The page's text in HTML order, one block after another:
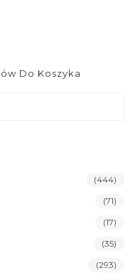
Do Koszyka
(444)
(71)
(17)
(35)
(293)